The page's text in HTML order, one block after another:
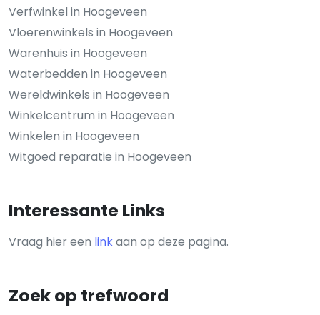
Verfwinkel in Hoogeveen
Vloerenwinkels in Hoogeveen
Warenhuis in Hoogeveen
Waterbedden in Hoogeveen
Wereldwinkels in Hoogeveen
Winkelcentrum in Hoogeveen
Winkelen in Hoogeveen
Witgoed reparatie in Hoogeveen
Interessante Links
Vraag hier een linkaan op deze pagina.
Zoek op trefwoord